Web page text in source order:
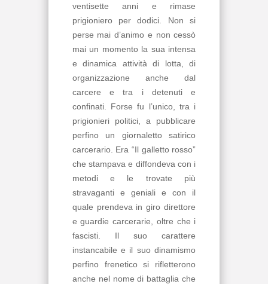
ventisette anni e rimase
prigioniero per dodici. Non si
perse mai d’animo e non cessò
mai un momento la sua intensa
e dinamica attività di lotta, di
organizzazione anche dal
carcere e tra i detenuti e
confinati. Forse fu l’unico, tra i
prigionieri politici, a pubblicare
perfino un giornaletto satirico
carcerario. Era “Il galletto rosso”
che stampava e diffondeva con i
metodi e le trovate più
stravaganti e geniali e con il
quale prendeva in giro direttore
e guardie carcerarie, oltre che i
fascisti. Il suo carattere
instancabile e il suo dinamismo
perfino frenetico si rifletterono
anche nel nome di battaglia che